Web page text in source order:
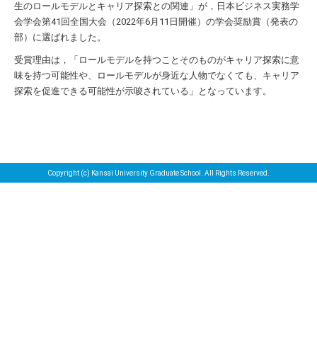
生のロールモデルとキャリア探索との関連」が，日本ビジネス実務学
会学会第41回全国大会（2022年6月11日開催）の学会奨励賞（発表の
部）に選ばれました。
受賞理由は，「ロールモデルを持つことそのものがキャリア探索に意
味を持つ可能性や、ロールモデルが身近な人物でなくても、キャリア
探索を促進できる可能性が示唆されている」となっています。
Copyright (c) Kansai University Graduate School. All Rights Reserved.